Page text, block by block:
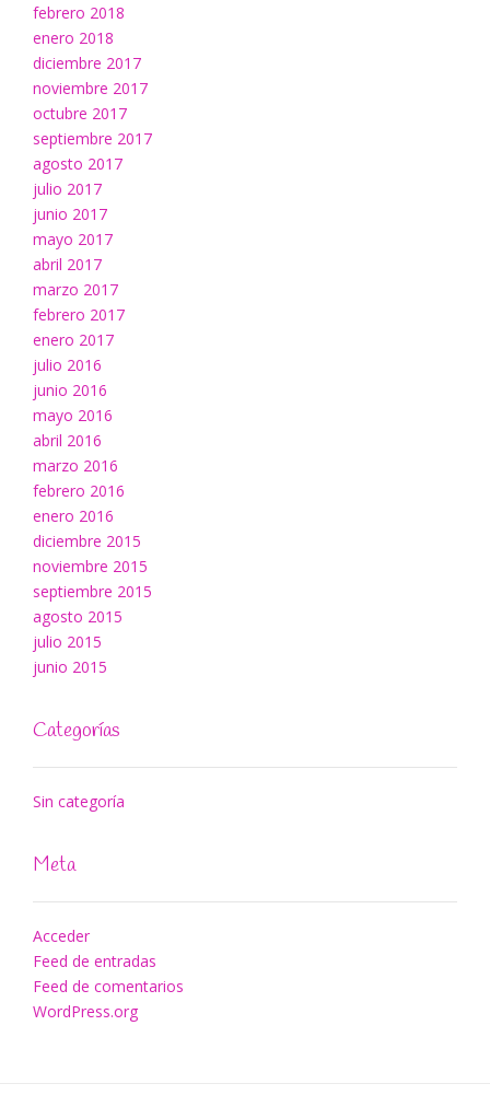
febrero 2018
enero 2018
diciembre 2017
noviembre 2017
octubre 2017
septiembre 2017
agosto 2017
julio 2017
junio 2017
mayo 2017
abril 2017
marzo 2017
febrero 2017
enero 2017
julio 2016
junio 2016
mayo 2016
abril 2016
marzo 2016
febrero 2016
enero 2016
diciembre 2015
noviembre 2015
septiembre 2015
agosto 2015
julio 2015
junio 2015
Categorías
Sin categoría
Meta
Acceder
Feed de entradas
Feed de comentarios
WordPress.org